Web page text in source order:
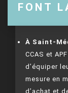
FONT
À Saint-
CCAS et
d’équiper
mesure en
d’achat et